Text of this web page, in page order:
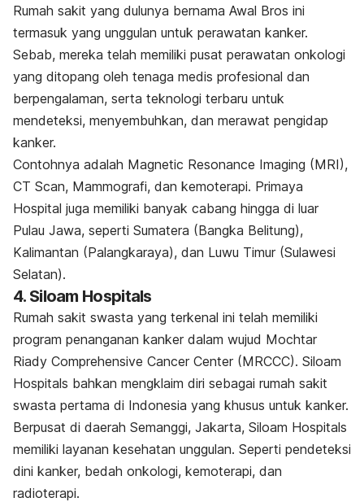
Rumah sakit yang dulunya bernama Awal Bros ini
termasuk yang unggulan untuk perawatan kanker.
Sebab, mereka telah memiliki pusat perawatan onkologi
yang ditopang oleh tenaga medis profesional dan
berpengalaman, serta teknologi terbaru untuk
mendeteksi, menyembuhkan, dan merawat pengidap
kanker.
Contohnya adalah Magnetic Resonance Imaging (MRI),
CT Scan, Mammografi, dan kemoterapi. Primaya
Hospital juga memiliki banyak cabang hingga di luar
Pulau Jawa, seperti Sumatera (Bangka Belitung),
Kalimantan (Palangkaraya), dan Luwu Timur (Sulawesi
Selatan).
4. Siloam Hospitals
Rumah sakit swasta yang terkenal ini telah memiliki
program penanganan kanker dalam wujud Mochtar
Riady Comprehensive Cancer Center (MRCCC). Siloam
Hospitals bahkan mengklaim diri sebagai rumah sakit
swasta pertama di Indonesia yang khusus untuk kanker.
Berpusat di daerah Semanggi, Jakarta, Siloam Hospitals
memiliki layanan kesehatan unggulan. Seperti pendeteksi
dini kanker, bedah onkologi, kemoterapi, dan
radioterapi.